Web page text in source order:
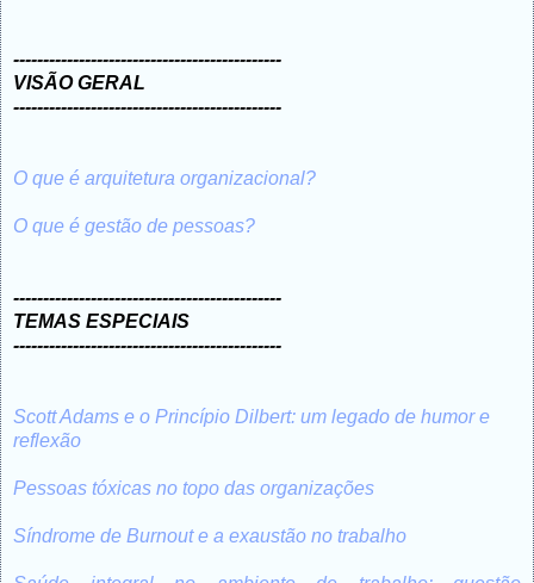
---------------------------------------------
VISÃO GERAL
---------------------------------------------
O que é arquitetura organizacional?
O que é gestão de pessoas?
---------------------------------------------
TEMAS ESPECIAIS
---------------------------------------------
Scott Adams e o Princípio Dilbert: um legado de humor e
reflexão
Pessoas tóxicas no topo das organizações
Síndrome de Burnout e a exaustão no trabalho